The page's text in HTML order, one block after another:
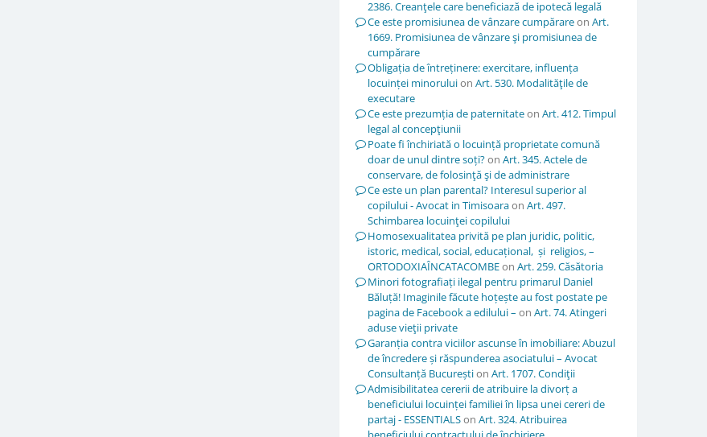
2386. Creanţele care beneficiază de ipotecă legală
Ce este promisiunea de vânzare cumpărareon Art.
1669. Promisiunea de vânzare şi promisiunea de
cumpărare
Obligația de întreținere: exercitare, influența
locuinței minoruluion Art. 530. Modalităţile de
executare
Ce este prezumția de paternitateon Art. 412. Timpul
legal al concepţiunii
Poate fi închiriată o locuință proprietate comună
doar de unul dintre soți?on Art. 345. Actele de
conservare, de folosinţă şi de administrare
Ce este un plan parental? Interesul superior al
copilului - Avocat in Timisoaraon Art. 497.
Schimbarea locuinţei copilului
Homosexualitatea privită pe plan juridic, politic,
istoric, medical, social, educațional, și religios, –
ORTODOXIAÎNCATACOMBEon Art. 259. Căsătoria
Minori fotografiați ilegal pentru primarul Daniel
Băluță! Imaginile făcute hoțește au fost postate pe
pagina de Facebook a edilului – on Art. 74. Atingeri
aduse vieţii private
Garanția contra viciilor ascunse în imobiliare: Abuzul
de încredere și răspunderea asociatului – Avocat
Consultanță Bucureștion Art. 1707. Condiţii
Admisibilitatea cererii de atribuire la divorț a
beneficiului locuinței familiei în lipsa unei cereri de
partaj - ESSENTIALSon Art. 324. Atribuirea